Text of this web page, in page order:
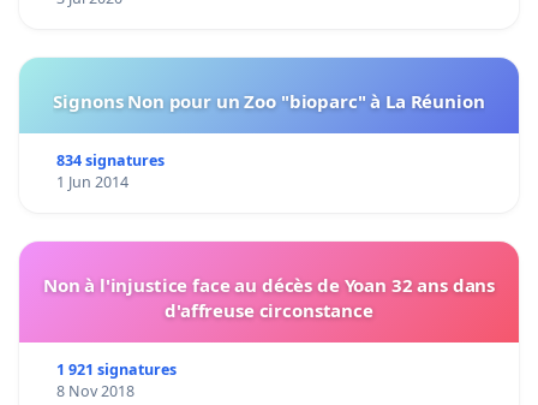
Signons Non pour un Zoo "bioparc" à La Réunion
834 signatures
1 Jun 2014
Non à l'injustice face au décès de Yoan 32 ans dans
d'affreuse circonstance
1 921 signatures
8 Nov 2018